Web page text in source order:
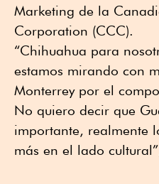
Marketing de la
Corporation (CCC).
“Chihuahua para
estamos mirando con
Monterrey por el
No quiero decir que
importante, realmente
más en el lado